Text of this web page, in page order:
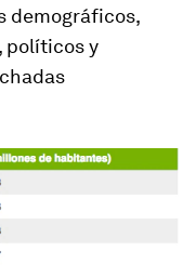
demográficos,
políticos y